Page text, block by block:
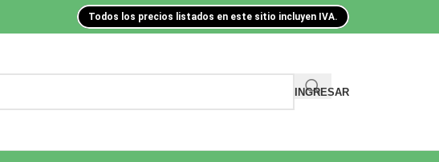
Todos los precios listados en este sitio incluyen IVA.
INGRESAR